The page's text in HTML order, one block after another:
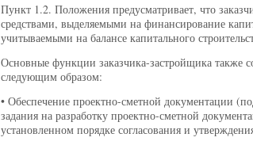
Пункт 1.2. Положения предусматривает, что
средствами, выделяемыми на финансирование
учитываемыми на балансе капитального
Основные функции заказчика-застройщика также
следующим образом:
• Обеспечение проектно-сметной документации
задания на разработку проектно-сметной
установленном порядке согласования и